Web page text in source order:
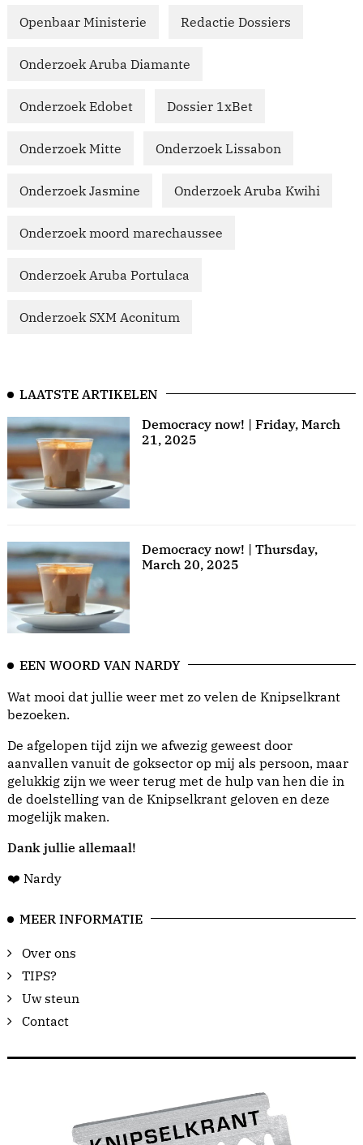
Openbaar Ministerie Redactie Dossiers
Onderzoek Aruba Diamante
Onderzoek Edobet Dossier 1xBet
Onderzoek Mitte Onderzoek Lissabon
Onderzoek Jasmine Onderzoek Aruba Kwihi
Onderzoek moord marechaussee
Onderzoek Aruba Portulaca
Onderzoek SXM Aconitum
LAATSTE ARTIKELEN
Democracy now! | Friday, March
21, 2025
Democracy now! | Thursday,
March 20, 2025
EEN WOORD VAN NARDY
Wat mooi dat jullie weer met zo velen de Knipselkrant
bezoeken.
De afgelopen tijd zijn we afwezig geweest door
aanvallen vanuit de goksector op mij als persoon, maar
gelukkig zijn we weer terug met de hulp van hen die in
de doelstelling van de Knipselkrant geloven en deze
mogelijk maken.
Dank jullie allemaal!
❤️ Nardy
MEER INFORMATIE
Over ons
TIPS?
Uw steun
Contact